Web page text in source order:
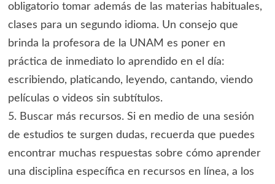
obligatorio tomar además de las materias habituales,
clases para un segundo idioma. Un consejo que
brinda la profesora de la UNAM es poner en
práctica de inmediato lo aprendido en el día:
escribiendo, platicando, leyendo, cantando, viendo
películas o videos sin subtítulos.
5. Buscar más recursos. Si en medio de una sesión
de estudios te surgen dudas, recuerda que puedes
encontrar muchas respuestas sobre cómo aprender
una disciplina específica en recursos en línea, a los